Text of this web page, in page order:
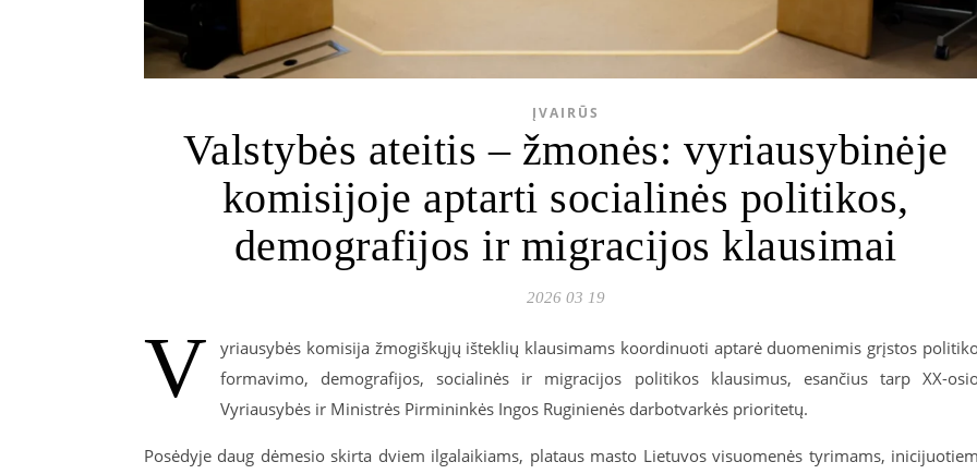
ĮVAIRŪS
Valstybės ateitis – žmonės: vyriausybinėje
komisijoje aptarti socialinės politikos,
demografijos ir migracijos klausimai
2026 03 19
V
yriausybės komisija žmogiškųjų išteklių klausimams koordinuoti aptarė duomenimis grįstos
formavimo, demografijos, socialinės ir migracijos politikos klausimus, esančius tarp XX-
Vyriausybės ir Ministrės Pirmininkės Ingos Ruginienės darbotvarkės prioritetų.
Posėdyje daug dėmesio skirta dviem ilgalaikiams, plataus masto Lietuvos visuomenės tyrimams,